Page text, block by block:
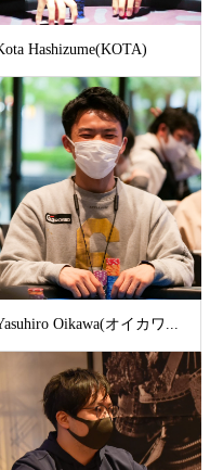
Hashizume(KOTA)
Oikawa(オイカワ...